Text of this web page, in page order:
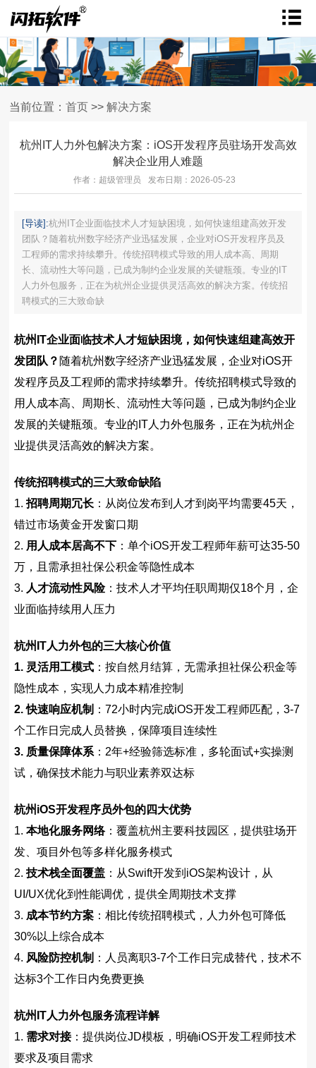
当前位置： 首页 >> 解决方案
杭州IT人力外包解决方案：iOS开发程序员驻场开发高效
解决企业用人难题
作者：超级管理员 发布日期：2026-05-23
[导读]:杭州IT企业面临技术人才短缺困境，如何快速组建高效开发
团队？随着杭州数字经济产业迅猛发展，企业对iOS开发程序员及
工程师的需求持续攀升。传统招聘模式导致的用人成本高、周期
长、流动性大等问题，已成为制约企业发展的关键瓶颈。专业的IT
人力外包服务，正在为杭州企业提供灵活高效的解决方案。传统招
聘模式的三大致命缺
杭州IT企业面临技术人才短缺困境，如何快速组建高效开
发团队？ 随着杭州数字经济产业迅猛发展，企业对iOS开
发程序员及工程师的需求持续攀升。传统招聘模式导致的
用人成本高、周期长、流动性大等问题，已成为制约企业
发展的关键瓶颈。专业的IT人力外包服务，正在为杭州企
业提供灵活高效的解决方案。
传统招聘模式的三大致命缺陷
1. 招聘周期冗长 ：从岗位发布到人才到岗平均需要45天，
错过市场黄金开发窗口期
2. 用人成本居高不下 ：单个iOS开发工程师年薪可达35-50
万，且需承担社保公积金等隐性成本
3. 人才流动性风险：技术人才平均任职周期仅18个月，企
业面临持续用人压力
杭州IT人力外包的三大核心价值
1. 灵活用工模式 ：按自然月结算，无需承担社保公积金等
隐性成本，实现人力成本精准控制
2. 快速响应机制 ：72小时内完成iOS开发工程师匹配，3-7
个工作日完成人员替换，保障项目连续性
3. 质量保障体系 ：2年+经验筛选标准，多轮面试+实操测
试，确保技术能力与职业素养双达标
杭州iOS开发程序员外包的四大优势
1. 本地化服务网络：覆盖杭州主要科技园区，提供驻场开
发、项目外包等多样化服务模式
2. 技术栈全面覆盖 ：从Swift开发到iOS架构设计，从
UI/UX优化到性能调优，提供全周期技术支撑
3. 成本节约方案 ：相比传统招聘模式，人力外包可降低
30%以上综合成本
4. 风险防控机制 ：人员离职3-7个工作日完成替代，技术不
达标3个工作日内免费更换
杭州IT人力外包服务流程详解
1. 需求对接：提供岗位JD模板，明确iOS开发工程师技术
要求及项目需求